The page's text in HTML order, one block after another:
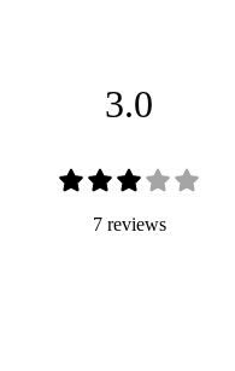
3.0
7 reviews